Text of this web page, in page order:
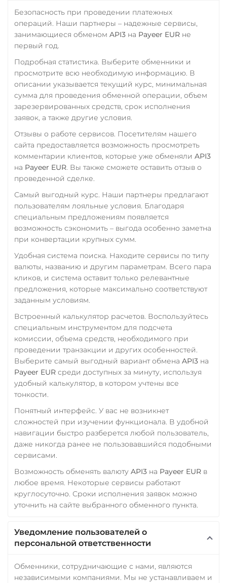
Безопасность при проведении платежных
операций. Наши партнеры – надежные сервисы,
занимающиеся обменом API3 на Payeer EUR не
первый год.
Подробная статистика. Выберите обменники и
просмотрите всю необходимую информацию. В
описании указывается текущий курс, минимальная
сумма для проведения обменной операции, объем
зарезервированных средств, срок исполнения
заявок, а также другие условия.
Отзывы о работе сервисов. Посетителям нашего
сайта предоставляется возможность просмотреть
комментарии клиентов, которые уже обменяли API3
на Payeer EUR. Вы также сможете оставить отзыв о
проведенной сделке.
Самый выгодный курс. Наши партнеры предлагают
пользователям лояльные условия. Благодаря
специальным предложениям появляется
возможность сэкономить – выгода особенно заметна
при конвертации крупных сумм.
Удобная система поиска. Находите сервисы по типу
валюты, названию и другим параметрам. Всего пара
кликов, и система оставит только релевантные
предложения, которые максимально соответствуют
заданным условиям.
Встроенный калькулятор расчетов. Воспользуйтесь
специальным инструментом для подсчета
комиссии, объема средств, необходимого при
проведении транзакции и других особенностей.
Выберите самый выгодный вариант обмена API3 на
Payeer EUR среди доступных за минуту, используя
удобный калькулятор, в котором учтены все
тонкости.
Понятный интерфейс. У вас не возникнет
сложностей при изучении функционала. В удобной
навигации быстро разберется любой пользователь,
даже никогда ранее не пользовавшийся подобными
сервисами.
Возможность обменять валюту API3 на Payeer EUR в
любое время. Некоторые сервисы работают
круглосуточно. Сроки исполнения заявок можно
уточнить на сайте выбранного обменного пункта.
Уведомление пользователей о
персональной ответственности
Обменники, сотрудничающие с нами, являются
независимыми компаниями. Мы не устанавливаем и